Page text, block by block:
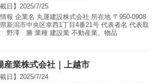
日】 2025/7/25
報 企業名 丸運建設株式会社 所在地 〒950-0908
新潟市中央区幸西1丁目4番21号 代表者名 代表取
野澤 勝 業種 建設業 不動産業、物品
産業株式会社｜上越市
日】 2025/7/24